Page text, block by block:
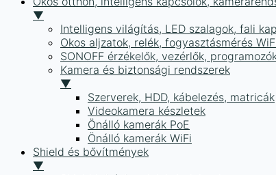
▼
Intelligens világítás, LED szalagok, fali
Okos aljzatok, relék, fogyasztásmérés
SONOFF érzékelők, vezérlők,
Kamera és biztonsági rendszerek
▼
Szerverek, HDD, kábelezés, matricák
Videokamera készletek
Önálló kamerák PoE
Önálló kamerák WiFi
Shield és bővítmények
▼